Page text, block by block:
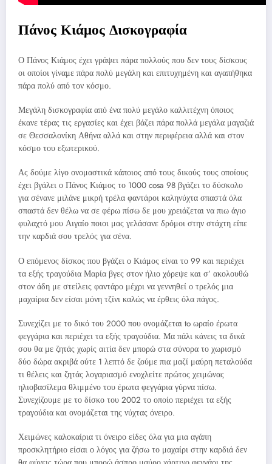
Πάνος Κιάμος Δισκογραφία
Ο Πάνος Κιάμος έχει γράψει πάρα πολλούς που δεν τους δίσκους
οι οποίοι γίναμε πάρα πολύ μεγάλη και επιτυχημένη και αγαπήθηκα
πάρα πολύ από τον κόσμο.
Μεγάλη δισκογραφία από ένα πολύ μεγάλο καλλιτέχνη όποιος
έκανε τέρας τις εργασίες και έχει βάζει πάρα πολλά μεγάλα μαγαζιά
σε Θεσσαλονίκη Αθήνα αλλά και στην περιφέρεια αλλά και στον
κόσμο του εξωτερικού.
Ας δούμε λίγο ονομαστικά κάποιος από τους δικούς τους οποίους
έχει βγάλει ο Πάνος Κιάμος το 1000 cosa 98 βγάζει το δύσκολο
για σένανε μιλάνε μικρή τρέλα φαντάροι καληνύχτα σπαστά όλα
σπαστά δεν θέλω να σε φέρω πίσω δε μου χρειάζεται να πιω άγιο
φυλαχτό μου Αιγαίο ποιοι μας γελάσανε δρόμοι στην στάχτη είπε
την καρδιά σου τρελός για σένα.
Ο επόμενος δίσκος που βγάζει ο Κιάμος είναι το 99 και περιέχει
τα εξής τραγούδια Μαρία βγες στον ήλιο χόρεψε και σ’ ακολουθώ
στον άδη με στείλεις φαντάρο μέχρι να γεννηθεί ο τρελός μια
μαχαίρια δεν είσαι μόνη τζίνι καλώς να έρθεις όλα πάγος.
Συνεχίζει με το δικό του 2000 που ονομάζεται to ωραίο έρωτα
φεγγάρια και περιέχει τα εξής τραγούδια. Μα πάλι κάνεις τα δικά
σου θα με ζητάς χωρίς αιτία δεν μπορώ στα σύνορα το χωρισμό
δύο δώρα ακριβά ούτε 1 λεπτό δε ζούμε πια μαζί μαύρη πεταλούδα
τι θέλεις και ζητάς λογαριασμό ενοχλείτε πρώτος χειμώνας
ηλιοβασίλεμα θλιμμένο του έρωτα φεγγάρια γύρνα πίσω.
Συνεχίζουμε με το δίσκο του 2002 το οποίο περιέχει τα εξής
τραγούδια και ονομάζεται της νύχτας όνειρο.
Χειμώνες καλοκαίρια τι όνειρο είδες όλα για μια αγάπη
προσκλητήριο είσαι ο λόγος για ζήσω το μαχαίρι στην καρδιά δεν